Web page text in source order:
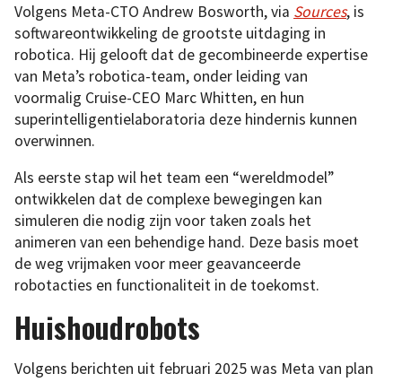
Volgens Meta-CTO Andrew Bosworth, via Sources, is
softwareontwikkeling de grootste uitdaging in
robotica. Hij gelooft dat de gecombineerde expertise
van Meta’s robotica-team, onder leiding van
voormalig Cruise-CEO Marc Whitten, en hun
superintelligentielaboratoria deze hindernis kunnen
overwinnen.
Als eerste stap wil het team een “wereldmodel”
ontwikkelen dat de complexe bewegingen kan
simuleren die nodig zijn voor taken zoals het
animeren van een behendige hand. Deze basis moet
de weg vrijmaken voor meer geavanceerde
robotacties en functionaliteit in de toekomst.
Huishoudrobots
Volgens berichten uit februari 2025 was Meta van plan